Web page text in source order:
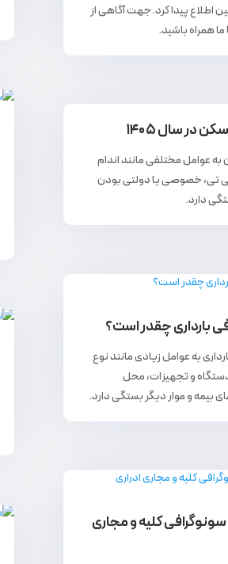
پیدا کرد. جهت آگاهی از
ما همراه باشید.
در سال ۱۴۰۵
عوامل مختلفی مانند اندام
تی، خصوصی یا دولتی بودن
دارد.
بارداری چقدر است؟
به عوامل زیادی مانند نوع
و تجهیزات، محل
بیمه و موار دیگر بستگی دارد.
کلیه و مجاری